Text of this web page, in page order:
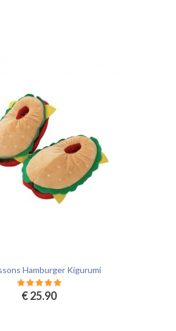
Hamburger Kigurumi
€ 25.90